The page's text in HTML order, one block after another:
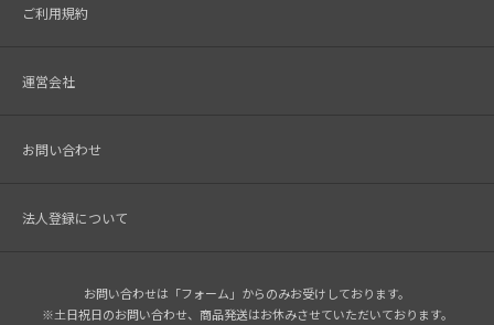
ご利用規約
運営会社
お問い合わせ
法人登録について
お問い合わせは「フォーム」からのみお受けしております。
※土日祝日のお問い合わせ、商品発送はお休みさせていただいております。